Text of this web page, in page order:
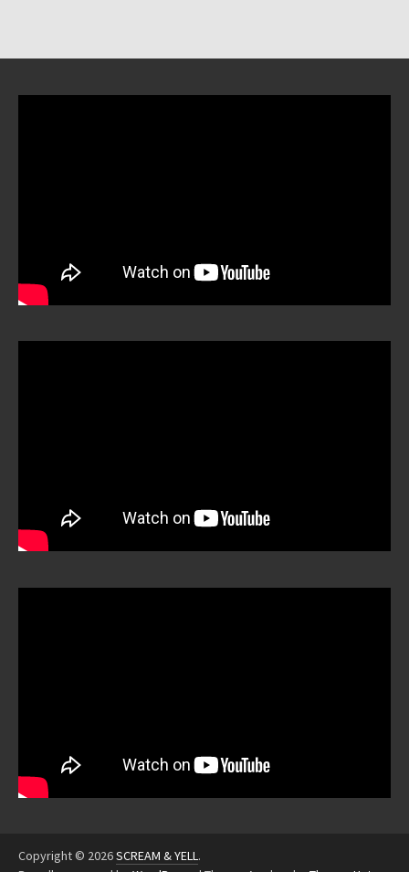
Copyright © 2026SCREAM & YELL.